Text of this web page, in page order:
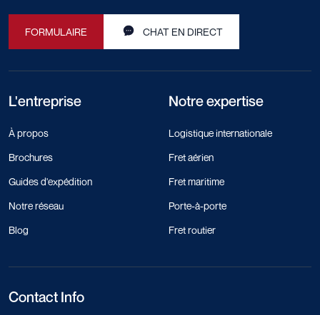
FORMULAIRE CHAT EN DIRECT
L'entreprise
À propos
Brochures
Guides d'expédition
Notre réseau
Blog
Notre expertise
Logistique internationale
Fret aérien
Fret maritime
Porte-à-porte
Fret routier
Contact Info